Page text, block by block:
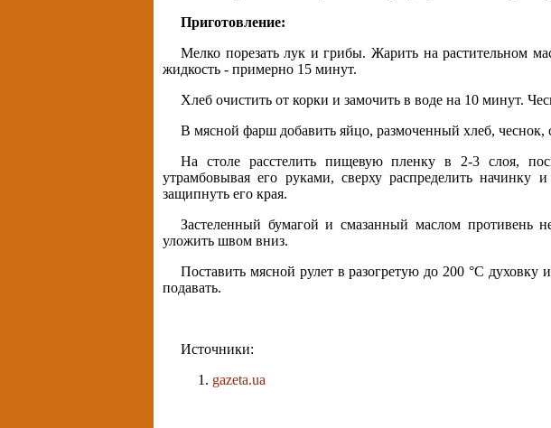
Приготовление:
Мелко порезать лук и грибы. Жарить на растительном
жидкость - примерно 15 минут.
Хлеб очистить от корки и замочить в воде на 10 минут.
В мясной фарш добавить яйцо, размоченный хлеб, чеснок,
На столе расстелить пищевую пленку в 2-3 слоя,
утрамбовывая его руками, сверху распределить начинку
защипнуть его края.
Застеленный бумагой и смазанный маслом противень
уложить швом вниз.
Поставить мясной рулет в разогретую до 200 °С
подавать.
Источники:
gazeta.ua